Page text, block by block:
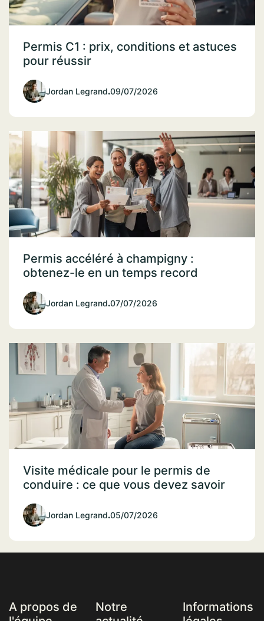
Permis C1 : prix, conditions et astuces
pour réussir
Jordan Legrand.09/07/2026
Permis accéléré à champigny :
obtenez-le en un temps record
Jordan Legrand.07/07/2026
Visite médicale pour le permis de
conduire : ce que vous devez savoir
Jordan Legrand.05/07/2026
A propos de
Notre
Informations